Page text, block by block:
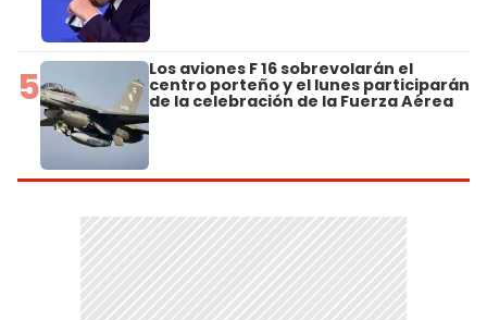
5 Los aviones F 16 sobrevolarán el
centro porteño y el lunes participarán
de la celebración de la Fuerza Aérea